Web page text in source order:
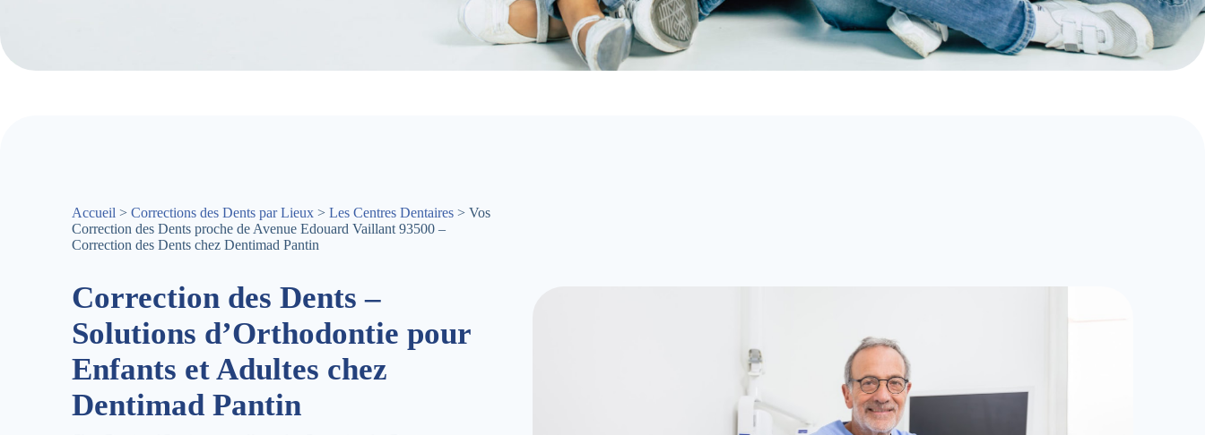
Accueil > Corrections des Dents par Lieux > Les Centres Dentaires > Vos
Correction des Dents proche de Avenue Edouard Vaillant 93500 –
Correction des Dents chez Dentimad Pantin
Correction des Dents –
Solutions d’Orthodontie pour
Enfants et Adultes chez
Dentimad Pantin